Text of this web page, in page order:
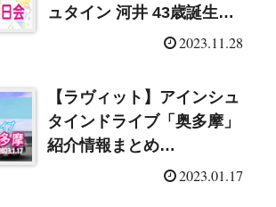
ュタイン ‎河井 43歳誕生日
会」（2023/11/28）2023.11.28
【ラヴィット】アインシュ
タインドライブ「奥多摩」
紹介情報まとめ
2023.01.17